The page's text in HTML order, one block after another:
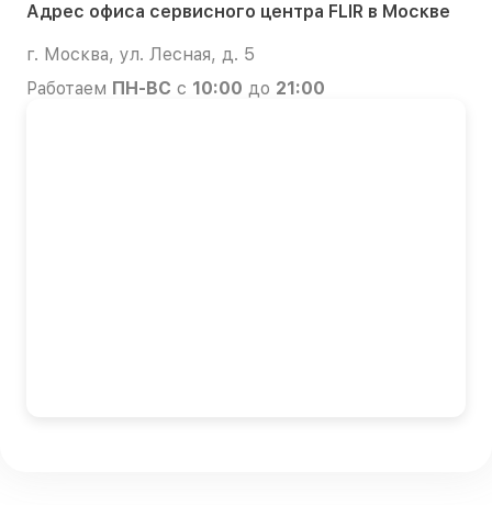
Адрес офиса сервисного центра FLIR в Москве
г. Москва, ул. Лесная, д. 5
Работаем ПН-ВС с 10:00 до 21:00